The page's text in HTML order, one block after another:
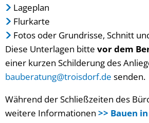
Lageplan
Flurkarte
Fotos oder Grundrisse, Schnitt
Diese Unterlagen bitte vor dem
einer kurzen Schilderung des
bauberatung@troisdorf.de senden.
Während der Schließzeiten des
weitere Informationen >> Bauen